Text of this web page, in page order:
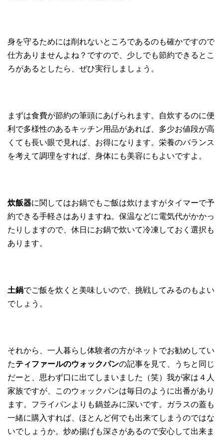
身を守るためには削れないところであるのも確かですので
仕方ありませんよね？ですので、少しでも節約できるとこ
ろがあるとしたら、ぜひ実行しましょう。
まずは食費が節約の筆頭にあげられます。自炊するのに便
利で多様性のあるキッチン用品があれば、多少お値段が高
くても長い眼で見れば、お得になります。栄養のバランス
を考えて調理をすれば、身体にも美容にもよいですよ。
炊飯器に関してはお鍋でもご飯は炊けますがタイマーで予
約できる手軽さはありますね。保温などに電気代がかかっ
たりしますので、休日にお鍋で炊いて冷凍しておく選択も
あります。
土鍋でご飯を炊くと美味しいので、挑戦してみるのもよい
でしょう。
それから、一人暮らし体験者の方がネットでお勧めしてい
たティファールのウォックパンの記事を見て、うちと同じ
だーと、思わず口に出てしまいました（笑）我が家は４人
家族ですが、このウォックパンは毎日のように出番があり
ます。フライパンよりも鍋並みに深いです。ガラスの蓋も
一緒に購入すれば、ほとんど何でも出来てしまうのではな
いでしょうか。炒め揚げも深さがあるので安心して出来ま